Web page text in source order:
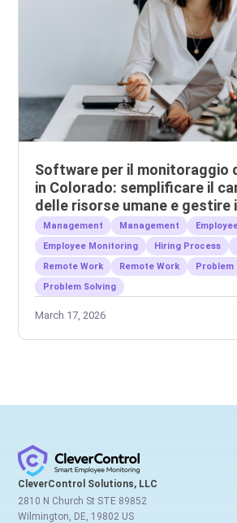
Software per il monitoraggio
in Colorado: semplificare il
delle risorse umane e gestire
remoto.
Management Management
Employee Monitoring
Hiring Process
Remote Work
Remote Work
Problem
Problem Solving
March 17, 2026
CleverControl Solutions, LLC
2810 N Church St STE 89852
Wilmington, DE, 19802 US